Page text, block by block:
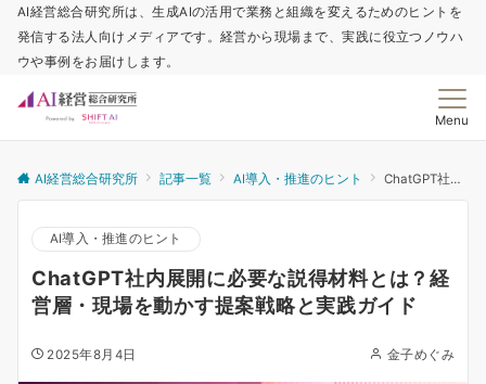
AI経営総合研究所は、生成AIの活用で業務と組織を変えるためのヒントを
発信する法人向けメディアです。経営から現場まで、実践に役立つノウハ
ウや事例をお届けします。
Menu
AI経営総合研究所 記事一覧 AI導入・推進のヒント ChatGPT社内展開に必要な説得材料とは？経営層・現場を動かす提案戦略と実践ガイド
AI導入・推進のヒント
ChatGPT社内展開に必要な説得材料とは？経
営層・現場を動かす提案戦略と実践ガイド
2025年8月4日 金子めぐみ